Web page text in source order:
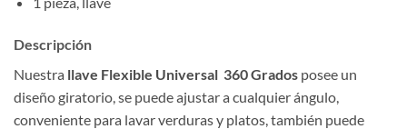
Descripción
Nuestra llave Flexible Universal 360 Grados posee un
diseño giratorio, se puede ajustar a cualquier ángulo,
conveniente para lavar verduras y platos, también puede